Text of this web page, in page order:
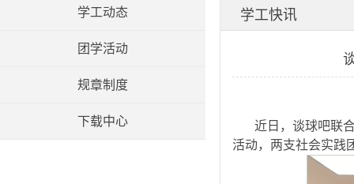
学工动态
团学活动
规章制度
下载中心
学工快讯
近日，谈球吧联
活动，两支社会实践